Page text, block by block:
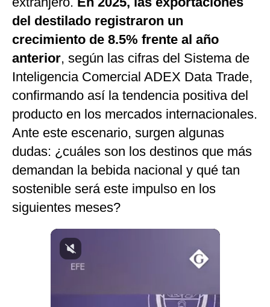
Podcast
Videos
Fotogalerías
gestion.pe
¿quiénes
Y
Condiciones
del destilado registraron un
crecimiento de 8.5% frente al año
anterior, según las cifras del Sistema de
Inteligencia Comercial ADEX Data Trade,
confirmando así la tendencia positiva del
producto en los mercados internacionales.
Ante este escenario, surgen algunas
dudas: ¿cuáles son los destinos que más
demandan la bebida nacional y qué tan
sostenible será este impulso en los
siguientes meses?